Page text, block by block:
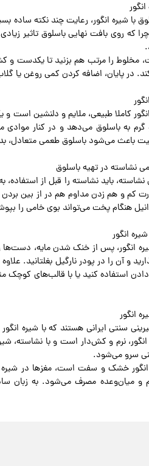
با شیره انگور، رعایت چند نکته ساده
که روی بافت نهایی باسلوق تاثیر
مخلوط را مرتب هم بزنید تا یکدست و
در پایان، اضافه کردن کمی روغن یا
کاملا طبیعی، ملایم و دلنشین است
به باسلوق می‌دهد و در کنار
باعث می‌شود باسلوق طعمی متعادل،
نشاسته در تهیه باسلوق
باید نشاسته را قبل از
کم و هم زدن مداوم هم در از بین بردن
هنگام پخت می‌تواند بوی خامی را
انگور
انگور، پس از خنک شدن مایه،
و آن را در پودر نارگیل بغلتانید.
استفاده کنید یا با قالب‌های کوچک
انگور
سنتی ایرانی هستند که با شیره
نرم و کش‌دار است و با نشاسته،
سرو می‌شود.
انگور خشک و سفت است، مغزها در
و میان‌وعده مصرف می‌شود. به